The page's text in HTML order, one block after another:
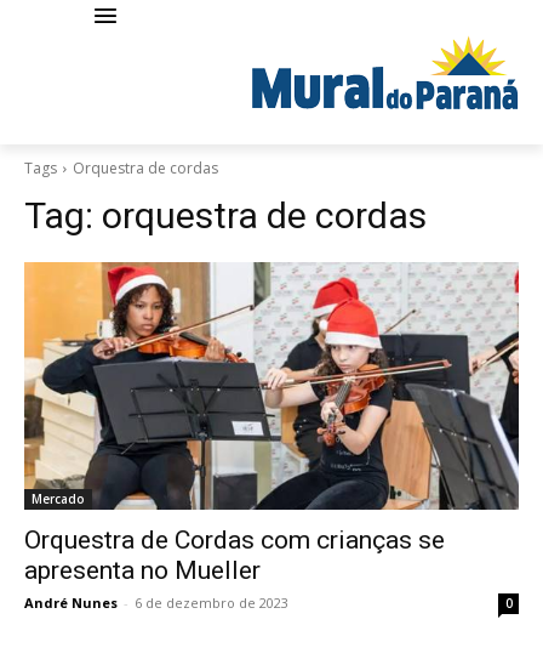
Tags Orquestra de cordas
Tag: orquestra de cordas
Mercado
Orquestra de Cordas com crianças se
apresenta no Mueller
André Nunes - 6 de dezembro de 2023 0